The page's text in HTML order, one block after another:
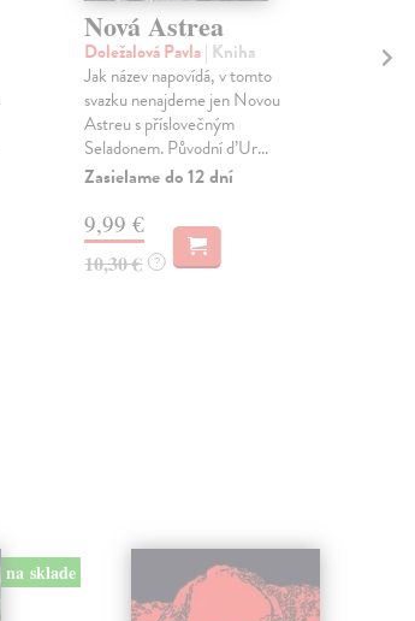
Nová Astrea
Doležalová Pavla| Kniha
Jak název napovídá, v tomto
svazku nenajdeme jen Novou
Astreu s příslovečným
Seladonem. Původní d’Ur...
Zasielame do 12 dní
9,99 €
10,30 € ?
a
na sklade